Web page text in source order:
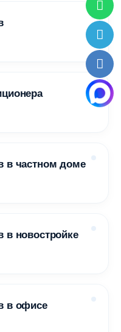
в частном доме
в новостройке
в офисе